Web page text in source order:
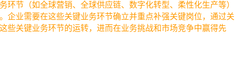
环节（如全球营销、全球供应链、数字化转型、柔性化生产等）
企业需要在这些关键业务环节确立并重点补强关键岗位，通过关
些关键业务环节的运转，进而在业务挑战和市场竞争中赢得先